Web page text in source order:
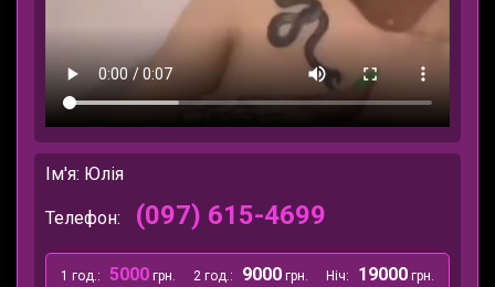
Ім'я: Юлія
Телефон: (097) 615-4699
1 год.: 5000 грн. 2 год.: 9000 грн. Ніч: 19000 грн.